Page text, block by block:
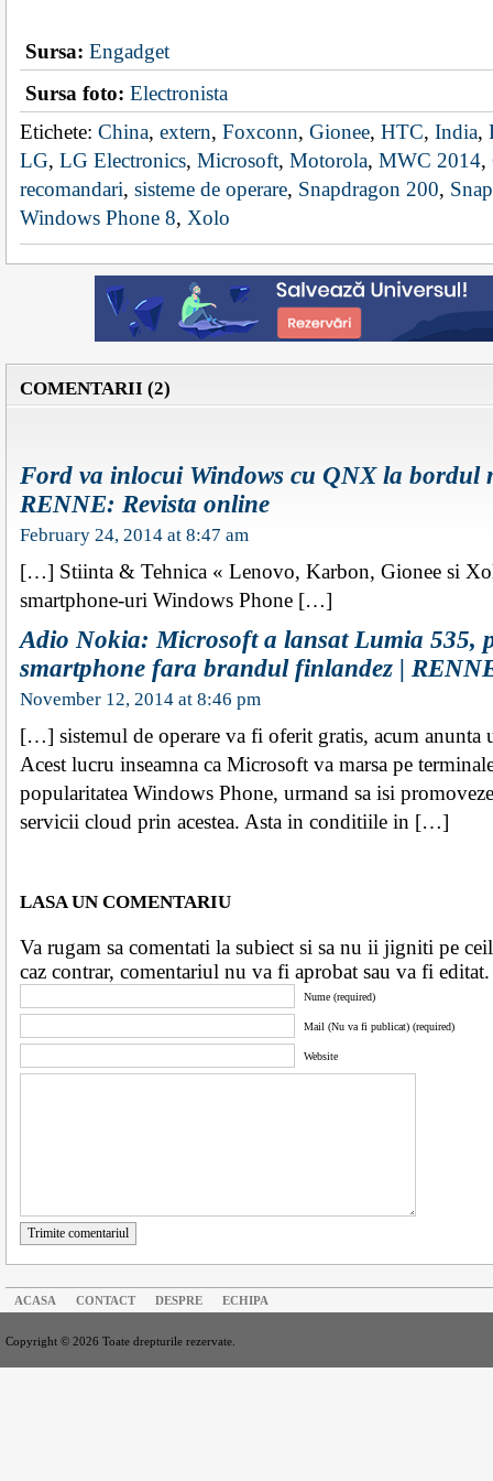
Sursa: Engadget
Sursa foto: Electronista
Etichete: China, extern, Foxconn, Gionee, HTC, India,
LG, LG Electronics, Microsoft, Motorola, MWC 2014,
recomandari, sisteme de operare, Snapdragon 200,
Windows Phone 8, Xolo
COMENTARII (2)
Ford va inlocui Windows cu QNX la bordul
RENNE: Revista online
February 24, 2014 at 8:47 am
[…] Stiinta & Tehnica « Lenovo, Karbon, Gionee si
smartphone-uri Windows Phone […]
Adio Nokia: Microsoft a lansat Lumia 535,
smartphone fara brandul finlandez |
November 12, 2014 at 8:46 pm
[…] sistemul de operare va fi oferit gratis, acum anunta
Acest lucru inseamna ca Microsoft va marsa pe
popularitatea Windows Phone, urmand sa isi
servicii cloud prin acestea. Asta in conditiile in […]
LASA UN COMENTARIU
Va rugam sa comentati la subiect si sa nu ii jigniti pe
caz contrar, comentariul nu va fi aprobat sau va fi
Nume (required)
Mail (Nu va fi publicat) (required)
Website
Trimite comentariul
ACASA CONTACT DESPRE ECHIPA
Copyright © 2026 Toate drepturile rezervate.